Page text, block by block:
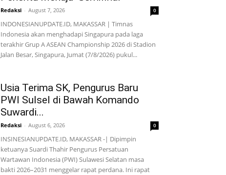
Redaksi - August 7, 2026 0
INDONESIANUPDATE.ID, MAKASSAR | Timnas
Indonesia akan menghadapi Singapura pada laga
terakhir Grup A ASEAN Championship 2026 di Stadion
Jalan Besar, Singapura, Jumat (7/8/2026) pukul...
Usia Terima SK, Pengurus Baru
PWI Sulsel di Bawah Komando
Suwardi...
Redaksi - August 6, 2026 0
INSINESIANUPDATE.ID, MAKASSAR -| Dipimpin
ketuanya Suardi Thahir Pengurus Persatuan
Wartawan Indonesia (PWI) Sulawesi Selatan masa
bakti 2026–2031 menggelar rapat perdana. Ini rapat